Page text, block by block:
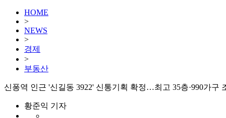
HOME
>
NEWS
>
경제
>
부동산
신퐁역 인근 '신길동 3922' 신통기획 확정…최고 35층·990가구
황준익 기자